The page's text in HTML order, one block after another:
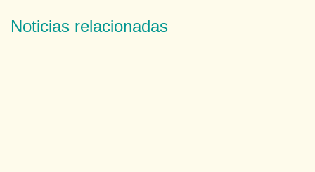
Noticias relacionadas